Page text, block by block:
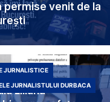
permise venit de la
Liliana
JURNALISTICE
JURNALISTULUI DURBACA